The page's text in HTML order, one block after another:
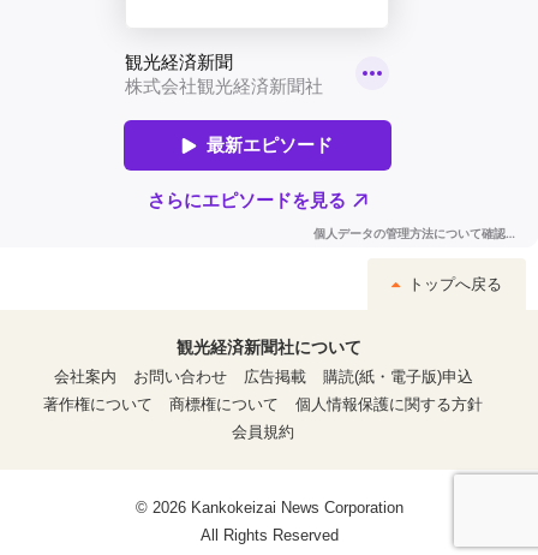
トップへ戻る
観光経済新聞社について
会社案内
お問い合わせ 広告掲載
購読(紙・電子版)申込
著作権について
商標権について
個人情報保護に関する方針
会員規約
© 2026 Kankokeizai News Corporation
All Rights Reserved